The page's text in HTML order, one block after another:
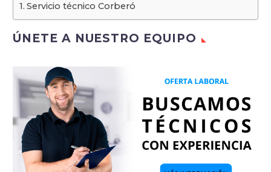
Servicio técnico Corberó
ÚNETE A NUESTRO EQUIPO